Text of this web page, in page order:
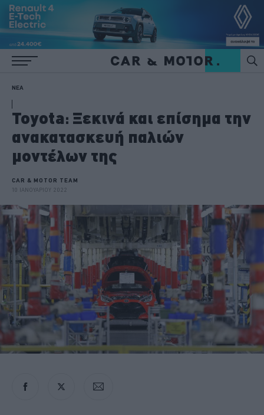
ΝΕΑ
Toyota: Ξεκινά και επίσημα την
ανακατασκευή παλιών
μοντέλων της
CAR & MOTOR TEAM
10 ΙΑΝΟΥΑΡΙΟΥ 2022